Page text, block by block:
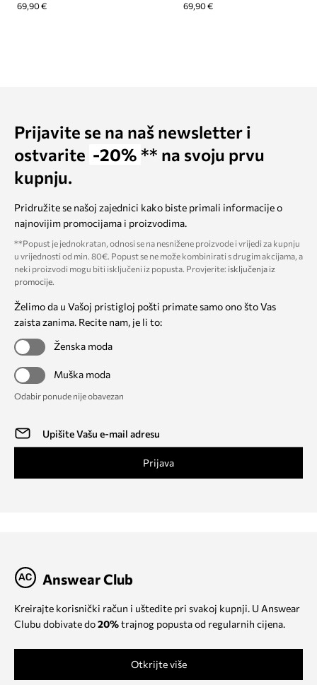
69,90 € 69,90 €
Prijavite se na naš newsletter i
ostvarite -20% ** na svoju prvu
kupnju.
Pridružite se našoj zajednici kako biste primali informacije o
najnovijim promocijama i proizvodima.
**Popust je jednokratan, odnosi se na nesnižene proizvode i vrijedi za kupnju
u vrijednosti od min. 80€. Popust se ne može kombinirati s drugim akcijama, a
neki proizvodi mogu biti isključeni iz popusta. Provjerite: isključenja iz
promocije.
Želimo da u Vašoj pristigloj pošti primate samo ono što Vas
zaista zanima. Recite nam, je li to:
Ženska moda
Muška moda
Odabir ponude nije obavezan
Prijava
Answear Club
Kreirajte korisnički račun i uštedite pri svakoj kupnji. U Answear
Clubu dobivate do20%trajnog popusta od regularnih cijena.
Otkrijte više